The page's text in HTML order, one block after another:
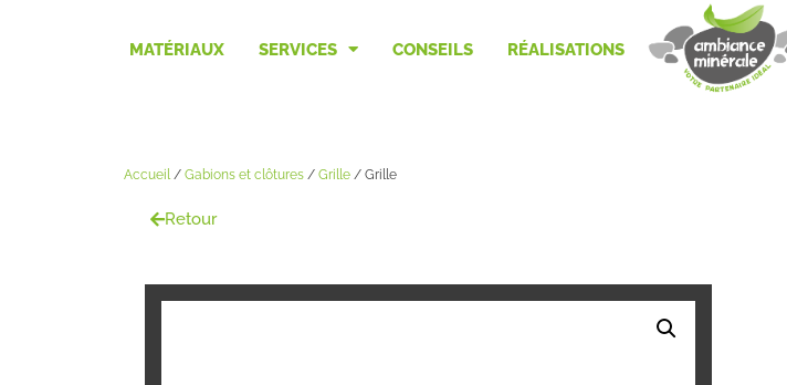
MATÉRIAUX SERVICES CONSEILS RÉALISATIONS
Accueil/ Gabions et clôtures / Grille / Grille
Retour